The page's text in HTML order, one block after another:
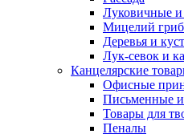
Луковичные и
Мицелий
Деревья и
Лук-севок и
Канцелярские
Офисные
Письменные
Товары для
Пеналы